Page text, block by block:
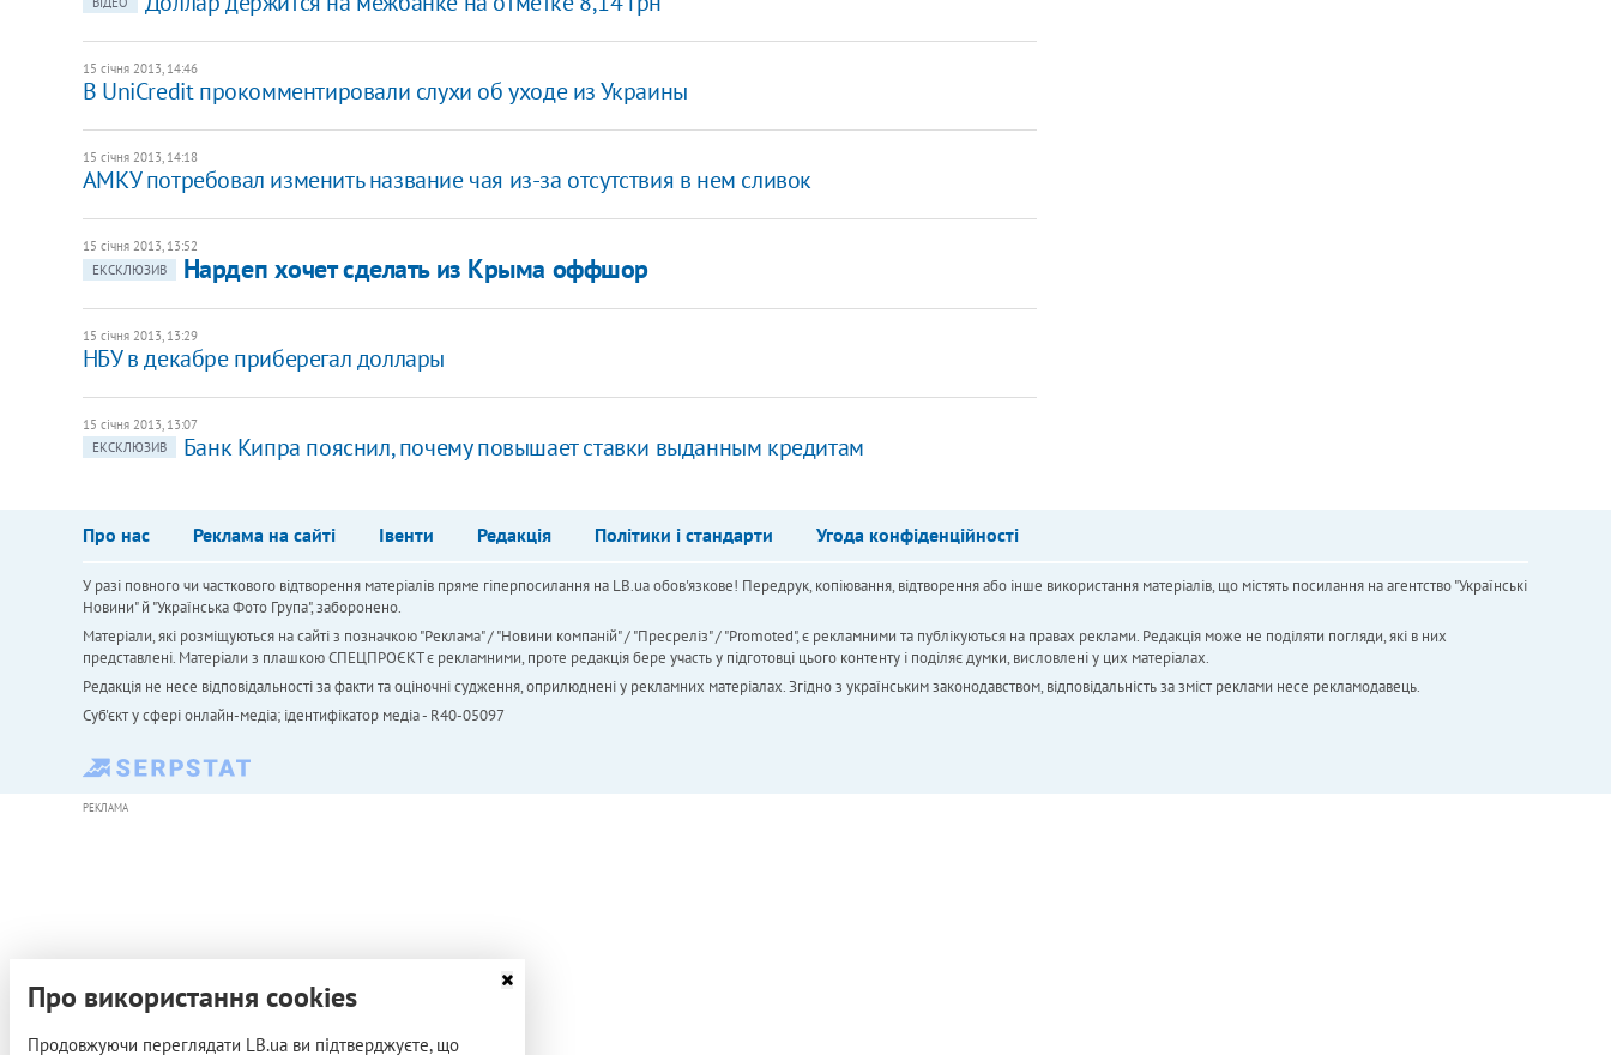
15 січня 2013, 14:46
В UniCredit прокомментировали слухи об уходе из Украины
15 січня 2013, 14:18
АМКУ потребовал изменить название чая из-за отсутствия в нем сливок
15 січня 2013, 13:52
ЕКСКЛЮЗИВ
Нардеп хочет сделать из Крыма оффшор
15 січня 2013, 13:29
НБУ в декабре приберегал доллары
15 січня 2013, 13:07
ЕКСКЛЮЗИВ
Банк Кипра пояснил, почему повышает ставки выданным кредитам
Про нас Реклама на сайті Івенти Редакція Політики і стандарти Угода конфіденційності
У разі повного чи часткового відтворення матеріалів пряме гіперпосилання на LB.ua обов'язкове! Передрук, копіювання, відтворення або інше використання матеріалів, що містять посилання на агентство "Українськi
Новини" й "Українська Фото Група", заборонено.
Матеріали, які розміщуються на сайті з позначкою "Реклама" / "Новини компаній" / "Пресреліз" / "Promoted", є рекламними та публікуються на правах реклами. Редакція може не поділяти погляди, які в них
представлені. Матеріали з плашкою СПЕЦПРОЄКТ є рекламними, проте редакція бере участь у підготовці цього контенту і поділяє думки, висловлені у цих матеріалах.
Редакція не несе відповідальності за факти та оціночні судження, оприлюднені у рекламних матеріалах. Згідно з українським законодавством, відповідальність за зміст реклами несе рекламодавець.
Cуб'єкт у сфері онлайн-медіа; ідентифікатор медіа - R40-05097
РЕКЛАМА
Про використання cookies
Продовжуючи переглядати LB.ua ви підтверджуєте, що